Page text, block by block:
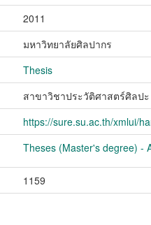
2011
มหาวิทยาลัยศิลปากร
Thesis
สาขาวิชาประวัติศาสตร์ศิลปะ
https://sure.su.ac.th/xmlui/
Theses (Master's degree)
1159